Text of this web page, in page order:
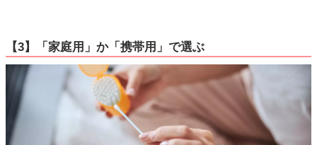
【3】「家庭用」か「携帯用」で選ぶ